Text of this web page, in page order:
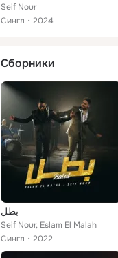
Seif Nour
Сингл
2024
Сборники
بطل
Seif Nour, Eslam El Malah
Сингл
2022